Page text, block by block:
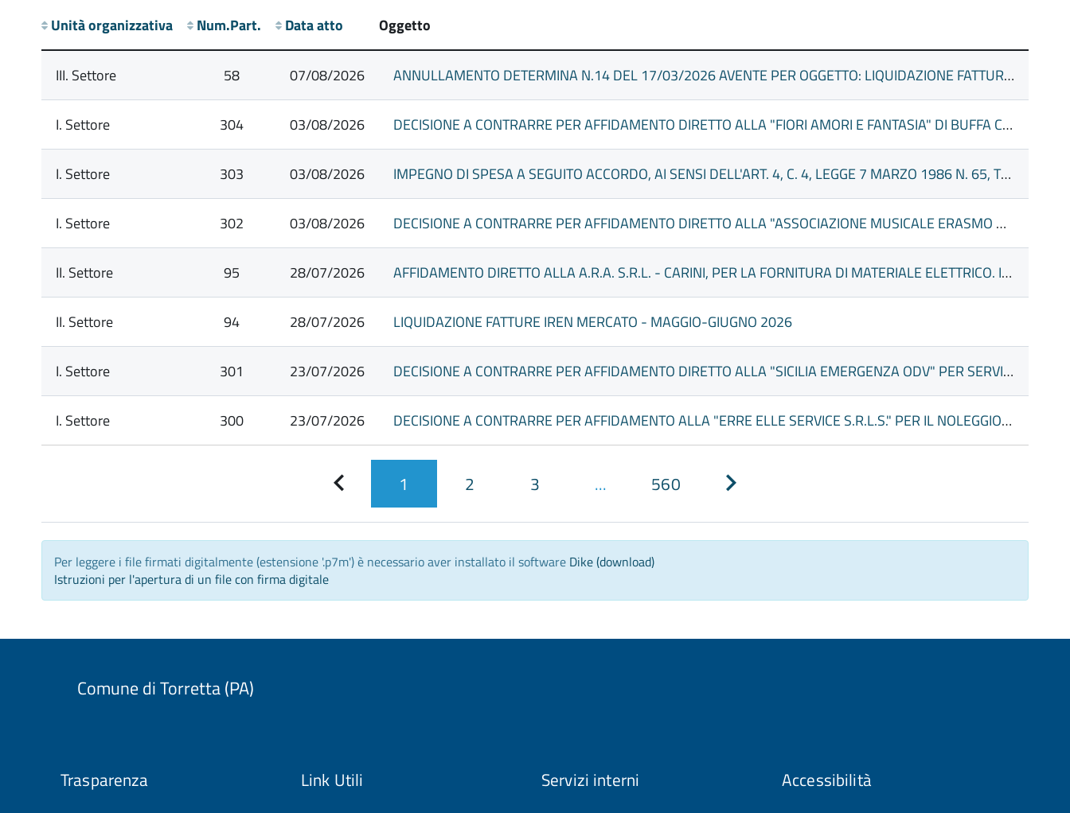
Unità organizzativa Num.Part. Data atto Oggetto
III. Settore 58 07/08/2026 ANNULLAMENTO DETERMINA N.14 DEL 17/03/2026 AVENTE PER OGGETTO: LIQUIDAZIONE FATTURE ALLA SOCIETA' AMAP.
I. Settore 304 03/08/2026 DECISIONE A CONTRARRE PER AFFIDAMENTO DIRETTO ALLA "FIORI AMORI E FANTASIA" DI BUFFA COSTANTINO E SALVATORE S.N.C." PER LA FORNITURA DI FIORI PER ADDOBBO DELLA VARA DI SAN CALOGERO - PROCESSIONE DEL SANTO PATRONO SAN CALOGERO 02 AGOSTO - IMPEGNO DI SPESA - CIG BC93D510DC
I. Settore 303 03/08/2026 IMPEGNO DI SPESA A SEGUITO ACCORDO, AI SENSI DELL'ART. 4, C. 4, LEGGE 7 MARZO 1986 N. 65, TRA IL COMUNE DI TORRETTA E IL COMUNE DI CARINI FINALIZZATO AL POTENZIAMENTO DEL SERVIZIO DI POLIZIA LOCALE DEL COMUNE DI TORRETTA IN OCCASIONE DEI FESTEGGIAMENTI DEL SANTO PATRONO "SAN CALOGERO".
I. Settore 302 03/08/2026 DECISIONE A CONTRARRE PER AFFIDAMENTO DIRETTO ALLA "ASSOCIAZIONE MUSICALE ERASMO GUASTELLA G. VERDI" PER SERVIZI MUSICALI E SOLENNE PROCESSIONE DEL SANTO PATRONO, DA SVOLGERE DURANTE LE FESTIVITA' DI SAN CALOGERO - MANIFESTAZIONI "FESTIVITA' IN ONORE DEL SANTO PATRONO SAN CALOGERO - R-ESTATE A TORRETTA 2026" IMPEGNO DI SPESA - CIG BC7DC88037
II. Settore 95 28/07/2026 AFFIDAMENTO DIRETTO ALLA A.R.A. S.R.L. - CARINI, PER LA FORNITURA DI MATERIALE ELETTRICO. IMPEGNO DI SPESA - CIG. BC89A9451C.
II. Settore 94 28/07/2026 LIQUIDAZIONE FATTURE IREN MERCATO - MAGGIO-GIUGNO 2026
I. Settore 301 23/07/2026 DECISIONE A CONTRARRE PER AFFIDAMENTO DIRETTO ALLA "SICILIA EMERGENZA ODV" PER SERVIZIO AMBULANZA NEI GIORNI 23-24-25 E 26 LUGLIO IN OCCASIONE DEI FESTEGGIAMENTI IN ONORE DEL SANTO PATRONO SAN CALOGERO- MANIFESTAZIONI "FESTIVITA' IN ONORE DEL SANTO PATRONO SAN CALOGERO - R-ESTATE A TORRETTA 2026" - IMPEGNO DI SPESA - CIG. BC80AC4795
I. Settore 300 23/07/2026 DECISIONE A CONTRARRE PER AFFIDAMENTO ALLA "ERRE ELLE SERVICE S.R.L.S." PER IL NOLEGGIO DI BARRIERE ANTIPANICO IN ALLUMINIO E GAZEBO IN OCCASIONE DELLA FESTIVITA' IN ONORE DEL SANTO PATRONO SAN CALOGERO - MANIFESTAZIONI "FESTIVITA' IN ONORE DEL SANTO PATRONO SAN CALOGERO - R-ESTATE A TORRETTA 2026" - IMPEGNO DI SPESA - CIG. BC7F3DC077
1 2 3 ... 560
Per leggere i file firmati digitalmente (estensione '.p7m') è necessario aver installato il software Dike (download)
Istruzioni per l'apertura di un file con firma digitale
Comune di Torretta (PA)
Trasparenza Link Utili Servizi interni Accessibilità